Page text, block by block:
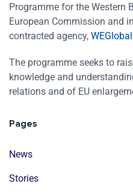
Programme for the Western
European Commission and
contracted agency,
The programme seeks to
knowledge and
relations and of EU
Pages
News
Stories